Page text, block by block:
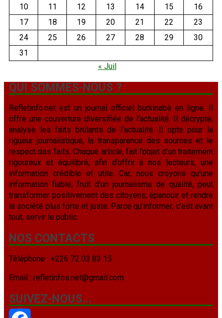
10
11 12 13 14 15
16
17
18 19 20 21 22
23
24
25 26 27 28 29
30
31
« Juil
QUI SOMMES-NOUS ?
Refletinfo.net est un journal officiel burkinabè en ligne. Il
offre une couverture diversifiée de l'actualité. Il décrypte,
analyse les faits brûlants de l'actualité. Il opte pour la
rigueur journalistique, la transparence des sources et le
respect des faits. Chaque article, fait l’objet d’un traitement
rigoureux et équilibré, afin d’offrir à nos lecteurs, une
information crédible et utile. Car, nous croyons qu’une
information fiable, fruit d’un journalisme de qualité, peut
transformer positivement des citoyens, épanouir et rendre
la société plus forte et juste. Parce qu’informer, c’est avant
tout, servir le public.
NOS CONTACTS
Téléphone : +226 72 03 83 15
Email : refletinfos.net@gmail.com
SUIVEZ-NOUS…